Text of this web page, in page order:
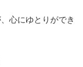
心にゆとりができ